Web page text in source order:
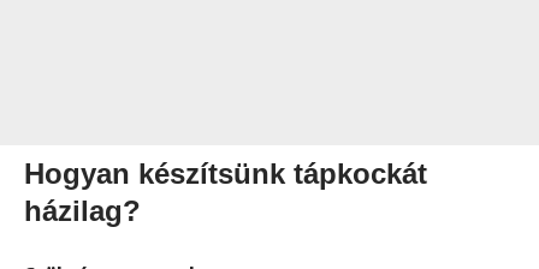
Hogyan készítsünk tápkockát
házilag?